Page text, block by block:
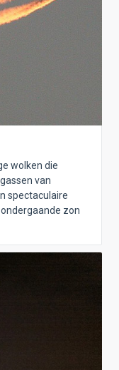
wolken die
van
spectaculaire
zon